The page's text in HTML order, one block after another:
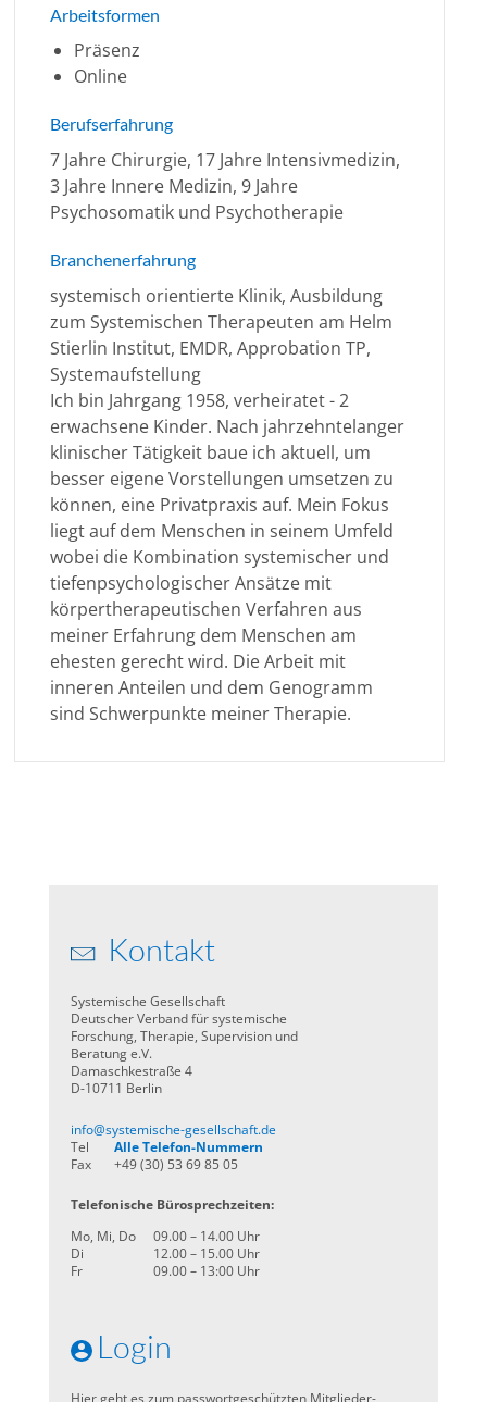
Arbeitsformen
Präsenz
Online
Berufserfahrung
7 Jahre Chirurgie, 17 Jahre Intensivmedizin,
3 Jahre Innere Medizin, 9 Jahre
Psychosomatik und Psychotherapie
Branchenerfahrung
systemisch orientierte Klinik, Ausbildung
zum Systemischen Therapeuten am Helm
Stierlin Institut, EMDR, Approbation TP,
Systemaufstellung
Ich bin Jahrgang 1958, verheiratet - 2
erwachsene Kinder. Nach jahrzehntelanger
klinischer Tätigkeit baue ich aktuell, um
besser eigene Vorstellungen umsetzen zu
können, eine Privatpraxis auf. Mein Fokus
liegt auf dem Menschen in seinem Umfeld
wobei die Kombination systemischer und
tiefenpsychologischer Ansätze mit
körpertherapeutischen Verfahren aus
meiner Erfahrung dem Menschen am
ehesten gerecht wird. Die Arbeit mit
inneren Anteilen und dem Genogramm
sind Schwerpunkte meiner Therapie.
Kontakt
Systemische Gesellschaft
Deutscher Verband für systemische
Forschung, Therapie, Supervision und
Beratung e.V.
Damaschkestraße 4
D-10711 Berlin
info@systemische-gesellschaft.de
Tel
Alle Telefon-Nummern
Fax
+49 (30) 53 69 85 05
Telefonische Bürosprechzeiten:
Mo, Mi, Do
09.00 – 14.00 Uhr
Di
12.00 – 15.00 Uhr
Fr
09.00 – 13:00 Uhr
Login
Hier geht es zum passwortgeschützten Mitglieder-